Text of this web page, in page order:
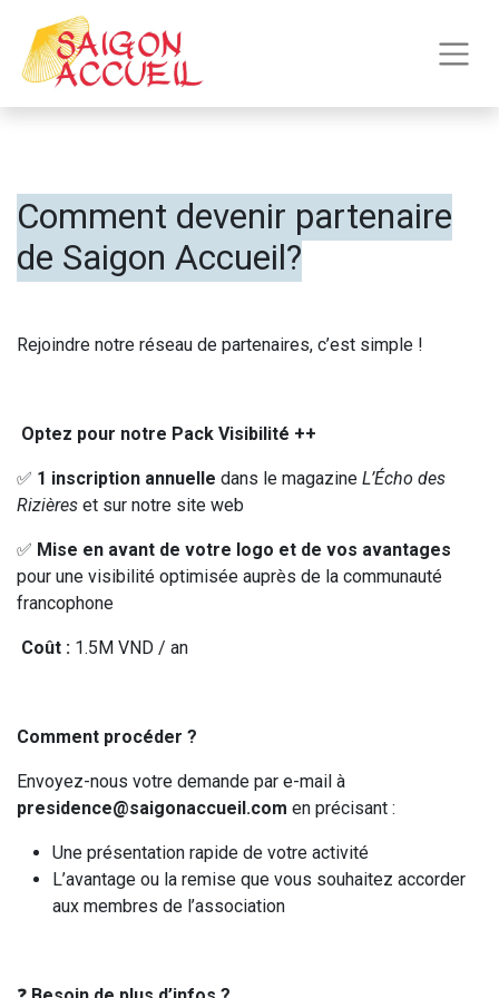
Comment devenir partenaire
de Saigon Accueil?
Rejoindre notre réseau de partenaires, c’est simple !
Optez pour notre Pack Visibilité ++
✅ 1 inscription annuelle dans le magazine L’Écho des
Rizières et sur notre site web
✅ Mise en avant de votre logo et de vos avantages
pour une visibilité optimisée auprès de la communauté
francophone
Coût : 1.5M VND / an
Comment procéder ?
Envoyez-nous votre demande par e-mail à
presidence@saigonaccueil.com en précisant :
Une présentation rapide de votre activité
L’avantage ou la remise que vous souhaitez accorder
aux membres de l’association